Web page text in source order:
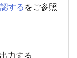
するをご参照
力する